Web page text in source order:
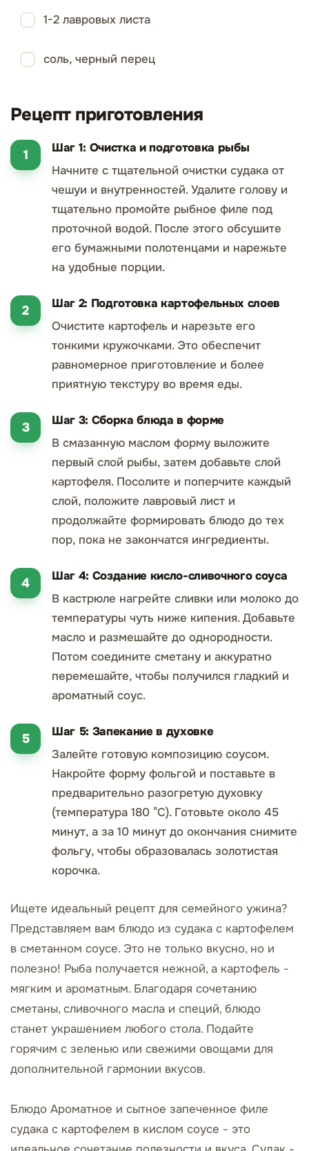
1-2 лавровых листа
соль, черный перец
Рецепт приготовления
Шаг 1: Очистка и подготовка рыбы
Начните с тщательной очистки судака от
чешуи и внутренностей. Удалите голову и
тщательно промойте рыбное филе под
проточной водой. После этого обсушите
его бумажными полотенцами и нарежьте
на удобные порции.
Шаг 2: Подготовка картофельных слоев
Очистите картофель и нарезьте его
тонкими кружочками. Это обеспечит
равномерное приготовление и более
приятную текстуру во время еды.
Шаг 3: Сборка блюда в форме
В смазанную маслом форму выложите
первый слой рыбы, затем добавьте слой
картофеля. Посолите и поперчите каждый
слой, положите лавровый лист и
продолжайте формировать блюдо до тех
пор, пока не закончатся ингредиенты.
Шаг 4: Создание кисло-сливочного соуса
В кастрюле нагрейте сливки или молоко до
температуры чуть ниже кипения. Добавьте
масло и размешайте до однородности.
Потом соедините сметану и аккуратно
перемешайте, чтобы получился гладкий и
ароматный соус.
Шаг 5: Запекание в духовке
Залейте готовую композицию соусом.
Накройте форму фольгой и поставьте в
предварительно разогретую духовку
(температура 180 °C). Готовьте около 45
минут, а за 10 минут до окончания снимите
фольгу, чтобы образовалась золотистая
корочка.
Ищете идеальный рецепт для семейного ужина?
Представляем вам блюдо из судака с картофелем
в сметанном соусе. Это не только вкусно, но и
полезно! Рыба получается нежной, а картофель -
мягким и ароматным. Благодаря сочетанию
сметаны, сливочного масла и специй, блюдо
станет украшением любого стола. Подайте
горячим с зеленью или свежими овощами для
дополнительной гармонии вкусов.
Блюдо Ароматное и сытное запеченное филе
судака с картофелем в кислом соусе - это